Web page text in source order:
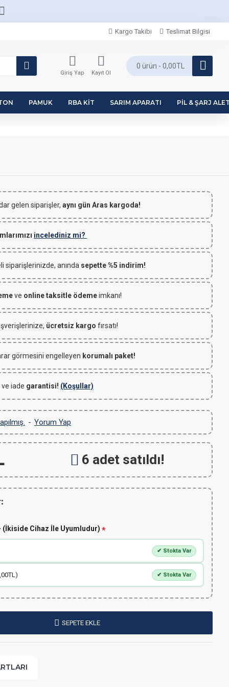
Kargo Takibi Teslimat Bilgisi
Giriş Yap Kayıt Ol
0 ürün - 0,00TL
PAMUK RBA KIT SARIM APARATI PIL & ŞARJ
gelen siparişler, aynı gün Aras kargoda!
incelediniz mi?
siparişlerinizde, anında sepette %5 indirim!
ve online taksitle ödemeimkanı!
ücretsiz kargo fırsatı!
görmesini engelleyen korumalı paket!
iade garantisi! (Koşullar)
- Yorum Yap
6 adet satıldı!
(İkiside Cihaz İle Uyumludur)
✔ Stokta Var
✔ Stokta Var
SEPETE EKLE